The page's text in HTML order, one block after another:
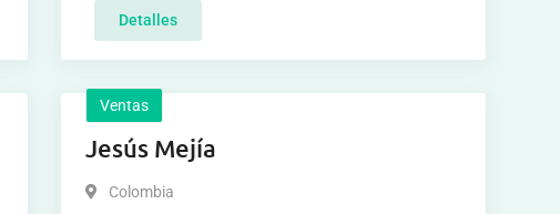
Detalles
Ventas
Jesús Mejía
Colombia